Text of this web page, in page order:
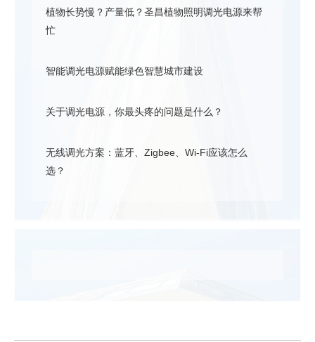
植物长势慢？产量低？圣昌植物照明调光电源来帮
忙
智能调光电源赋能绿色智慧城市建设
关于调光电源，你最头疼的问题是什么？
无线调光方案：蓝牙、Zigbee、Wi-Fi应该怎么
选？